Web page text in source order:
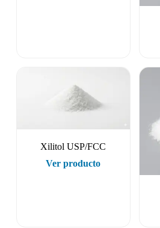
Xilitol USP/FCC
Ver producto